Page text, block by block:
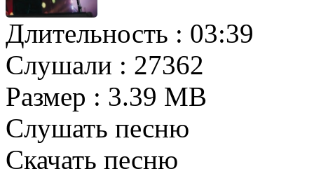
Длительность : 03:39
Слушали : 27362
Размер : 3.39 MB
Слушать песню
Скачать песню